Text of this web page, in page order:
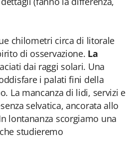
chilometri circa di litorale
di osservazione. La
dai raggi solari. Una
i palati fini della
La mancanza di lidi, servizi e
selvatica, ancorata allo
lontananza scorgiamo una
studieremo